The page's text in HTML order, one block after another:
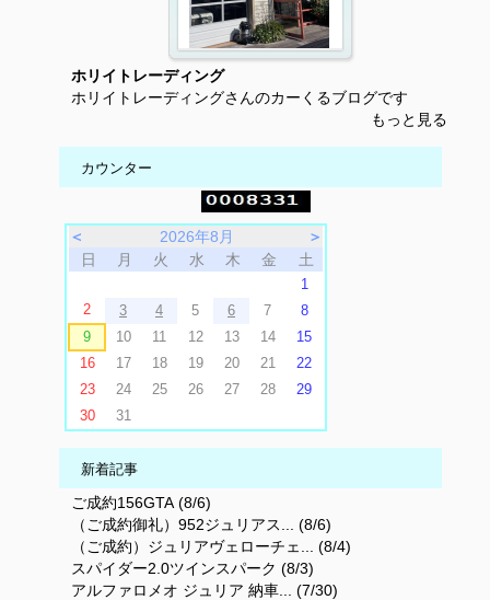
ホリイトレーディング
ホリイトレーディングさんのカーくるブログです
もっと見る
カウンター
＜ 2026年8月
＞
日
月 火 水 木 金 土
1
2
3 4 5 6 7
8
9
10 11 12 13 14
15
16
17 18 19 20 21
22
23
24 25 26 27 28
29
30
31
新着記事
ご成約156GTA (8/6)
（ご成約御礼）952ジュリアス... (8/6)
（ご成約）ジュリアヴェローチェ... (8/4)
スパイダー2.0ツインスパーク (8/3)
アルファロメオ ジュリア 納車... (7/30)